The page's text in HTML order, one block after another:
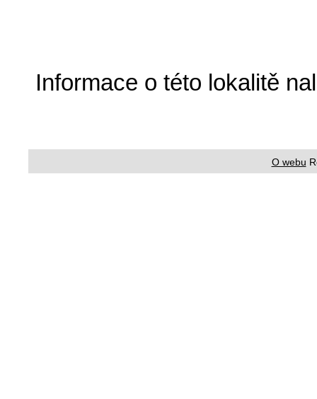
Informace o této lokalitě
O webu